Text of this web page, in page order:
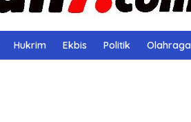
Hukrim Ekbis Politik Olahraga